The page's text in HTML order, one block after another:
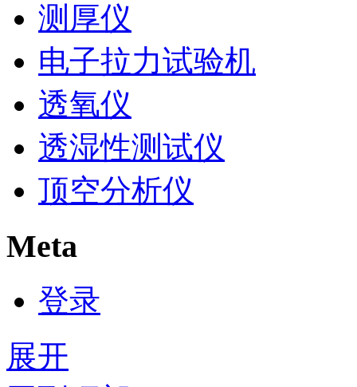
测厚仪
电子拉力试验机
透氧仪
透湿性测试仪
顶空分析仪
Meta
登录
展开